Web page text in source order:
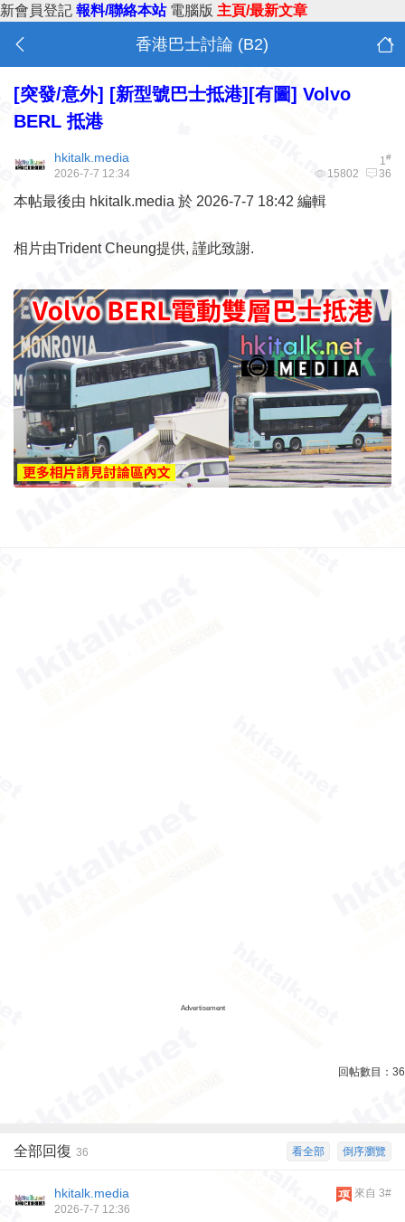
新會員登記 報料/聯絡本站 電腦版 主頁/最新文章
香港巴士討論 (B2)
[突發/意外] [新型號巴士抵港][有圖] Volvo
BERL 抵港
1#
hkitalk.media
15802 36
2026-7-7 12:34
本帖最後由 hkitalk.media 於 2026-7-7 18:42 編輯
相片由Trident Cheung提供, 謹此致謝.
Advertisement
回帖數目： 36
倒序瀏覽
看全部
全部回復 36
來自 3#
hkitalk.media
2026-7-7 12:36